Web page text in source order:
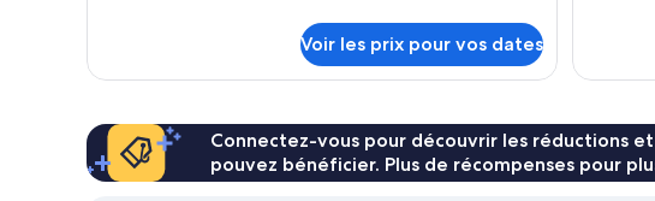
le
chambre
Deluxe
Garden
Voir les prix pour vos dates
vue
de
Double
Deluxe,
vue
Connectez-vous pour découvrir les réductions
pouvez bénéficier. Plus de récompenses pour